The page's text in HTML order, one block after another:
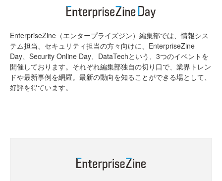
EnterpriseZine（エンタープライズジン）編集部では、情報シス
テム担当、セキュリティ担当の方々向けに、EnterpriseZine
Day、Security Online Day、DataTechという、3つのイベントを
開催しております。それぞれ編集部独自の切り口で、業界トレン
ドや最新事例を網羅。最新の動向を知ることができる場として、
好評を得ています。